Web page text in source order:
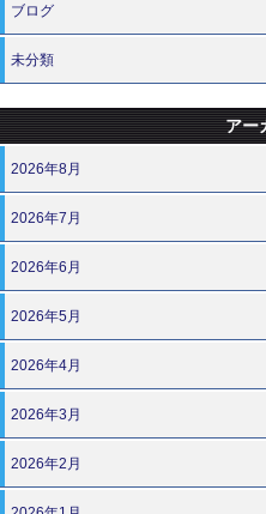
ブログ
未分類
アー
2026年8月
2026年7月
2026年6月
2026年5月
2026年4月
2026年3月
2026年2月